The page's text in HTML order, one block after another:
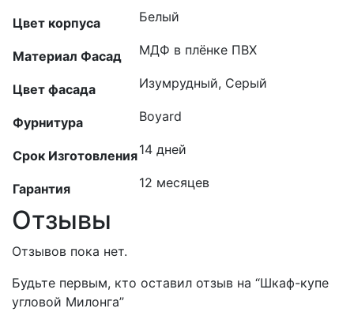
Цвет корпуса Белый
Материал Фасад МДФ в плёнке ПВХ
Цвет фасада Изумрудный, Серый
Фурнитура Boyard
Срок Изготовления14 дней
Гарантия 12 месяцев
Отзывы
Отзывов пока нет.
Будьте первым, кто оставил отзыв на “Шкаф-купе
угловой Милонга”